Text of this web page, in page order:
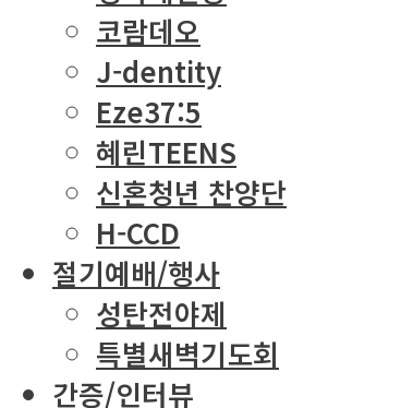
코람데오
J-dentity
Eze37:5
혜린TEENS
신혼청년 찬양단
H-CCD
절기예배/행사
성탄전야제
특별새벽기도회
간증/인터뷰